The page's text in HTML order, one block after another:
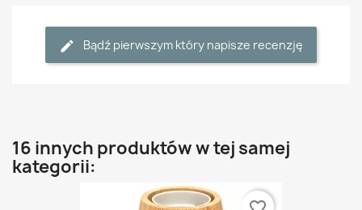
Bądź pierwszym który napisze recenzję
16 innych produktów w tej samej
kategorii: